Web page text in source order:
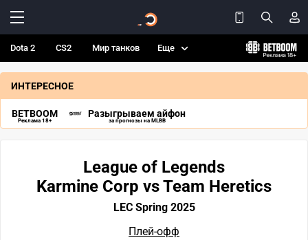
Dota 2 CS2 Мир танков Еще
ИНТЕРЕСНОЕ
BETBOOM
Реклама 18+
Разыгрываем айфон
за прогнозы на MLBB
League of Legends
Karmine Corp vs Team Heretics
LEC Spring 2025
Плей-офф